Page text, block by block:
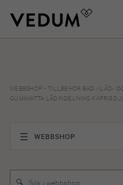
WEBBSHOP >TILLBEHÖR BAD LÅD-
GUMIMATTA LÅDINDELNING KAPRIS
WEBBSHOP